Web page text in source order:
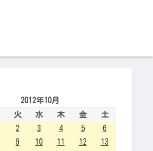
2012年10月
火 水 木 金
土
2 3 4 5
6
9 10 11 12
13